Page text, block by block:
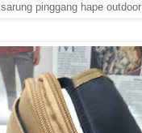
sarung pinggang hape outdoor